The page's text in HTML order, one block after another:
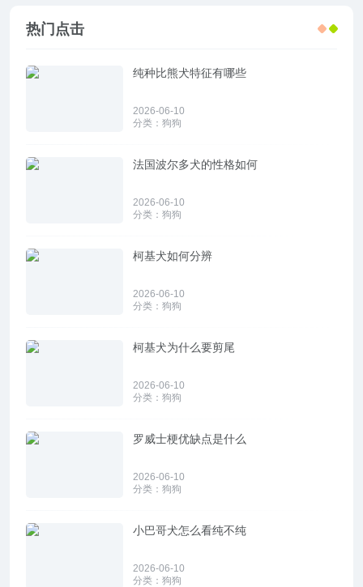
热门点击
纯种比熊犬特征有哪些
2026-06-10
分类： 狗狗
法国波尔多犬的性格如何
2026-06-10
分类： 狗狗
柯基犬如何分辨
2026-06-10
分类： 狗狗
柯基犬为什么要剪尾
2026-06-10
分类： 狗狗
罗威士梗优缺点是什么
2026-06-10
分类： 狗狗
小巴哥犬怎么看纯不纯
2026-06-10
分类： 狗狗